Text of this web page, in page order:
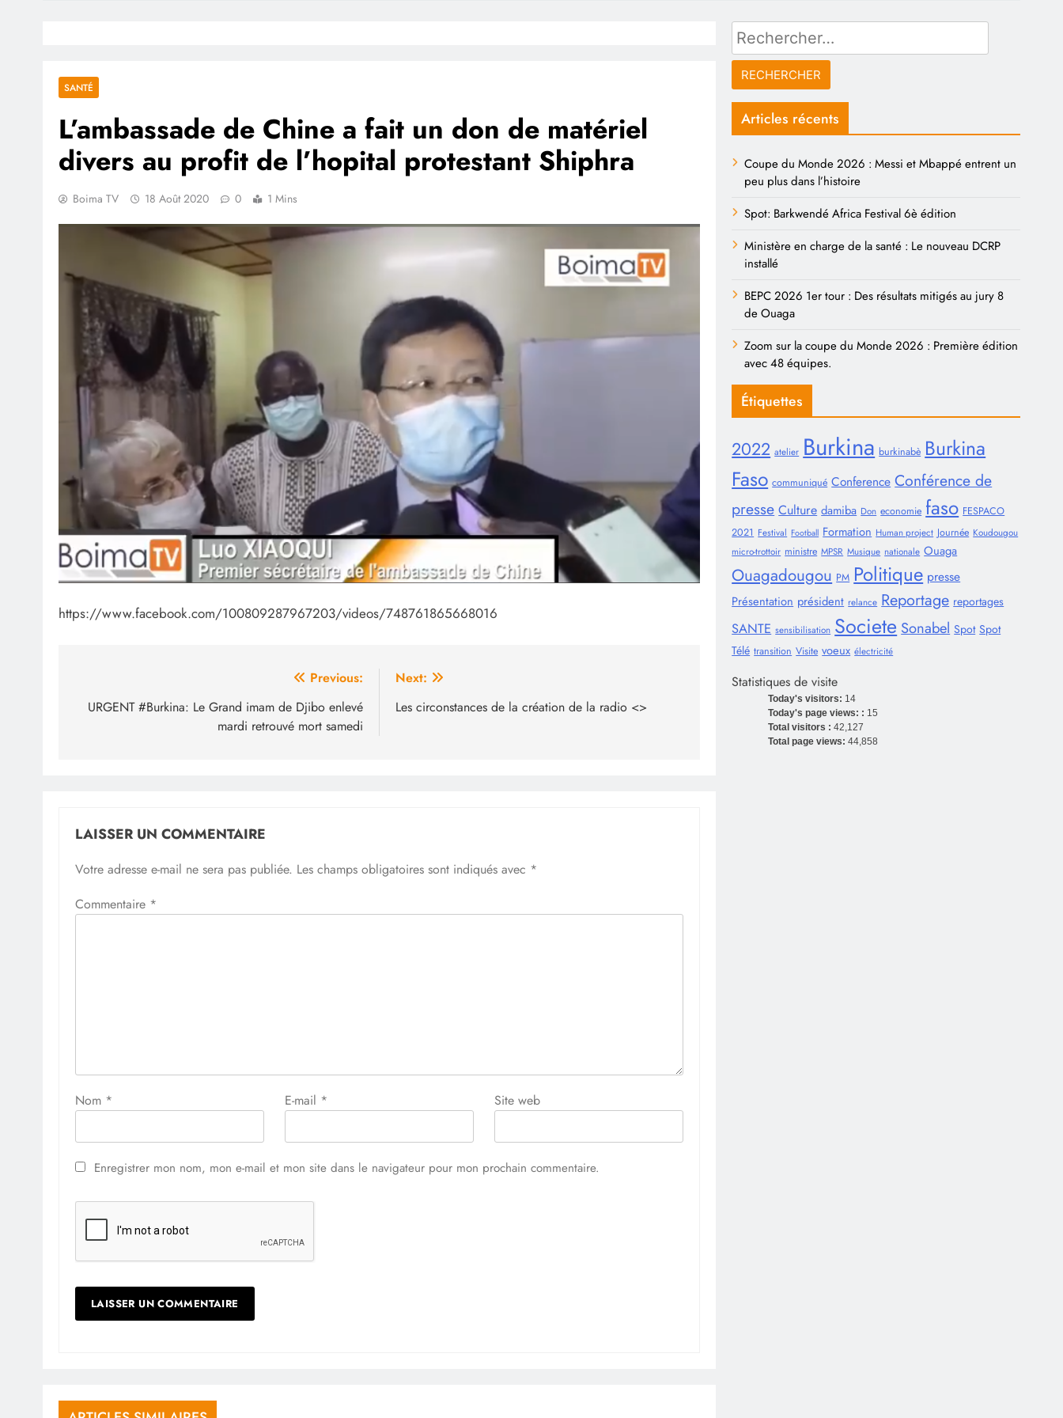
SANTÉ
L’ambassade de Chine a fait un don de matériel
divers au profit de l’hopital protestant Shiphra
Boima TV 18 Août 2020 0 1 Mins
https://www.facebook.com/100809287967203/videos/748761865668016
de
Previous:
URGENT #Burkina: Le Grand imam de Djibo enlevé
mardi retrouvé mort samedi
Next:
Les circonstances de la création de la radio <>
LAISSER UN COMMENTAIRE
Votre adresse e-mail ne sera pas publiée. Les champs obligatoires sont indiqués avec *
Commentaire *
Nom * E-mail * Site web
Enregistrer mon nom, mon e-mail et mon site dans le navigateur pour mon prochain commentaire.
Rechercher :
Articles récents
Coupe du Monde 2026 : Messi et Mbappé entrent un
peu plus dans l’histoire
Spot: Barkwendé Africa Festival 6è édition
Ministère en charge de la santé : Le nouveau DCRP
installé
BEPC 2026 1er tour : Des résultats mitigés au jury 8
de Ouaga
Zoom sur la coupe du Monde 2026 : Première édition
avec 48 équipes.
Étiquettes
2022 atelier Burkina burkinabè Burkina
Faso communiqué Conference Conférence de
presse Culture damiba Don economie faso FESPACO
2021 Festival Football Formation Human project Journée Koudougou
micro-trottoir ministre MPSR Musique nationale Ouaga
Ouagadougou PM Politique presse
Présentation président relance Reportage reportages
SANTE sensibilisation Societe Sonabel Spot Spot
Télé transition Visite voeux électricité
Statistiques de visite
Today's visitors: 14
Today's page views: : 15
Total visitors :42,127
Total page views:44,858